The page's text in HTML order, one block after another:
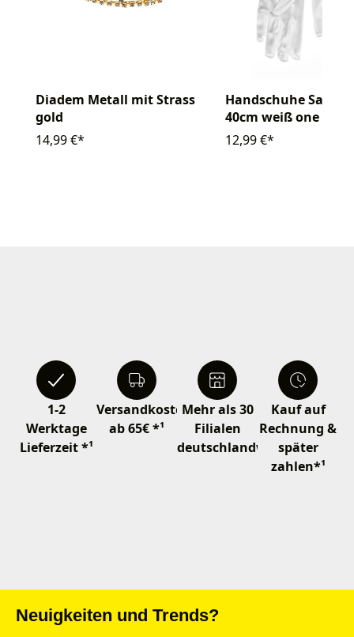
Diadem Metall mit Strass
gold
14,99 €*
Handschuhe Satin
40cm weiß one size
12,99 €*
1-2
Werktage
Lieferzeit *¹
Versandkostenfrei
ab 65€ *¹
Mehr als 30
Filialen
deutschlandweit
Kauf auf
Rechnung &
später
zahlen*¹
Neuigkeiten und Trends?